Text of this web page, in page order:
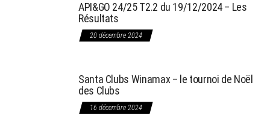
API&GO 24/25 T2.2 du 19/12/2024 – Les
Résultats
20 décembre 2024
Santa Clubs Winamax – le tournoi de Noël
des Clubs
16 décembre 2024